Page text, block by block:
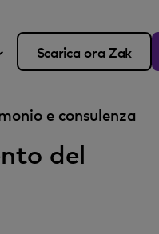
Scarica ora Zak
e consulenza
del